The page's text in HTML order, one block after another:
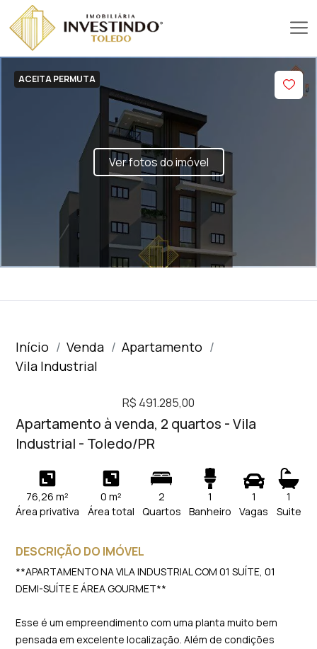
ACEITA PERMUTA
Ver fotos do imóvel
Início Venda
Apartamento
Vila Industrial
R$ 491.285,00
Apartamento à venda, 2 quartos - Vila
Industrial - Toledo/PR
76,26 m²
Área privativa
0 m²
Área total
2
Quartos
1
Banheiro
1
Vagas
1
Suite
DESCRIÇÃO DO IMÓVEL
**APARTAMENTO NA VILA INDUSTRIAL COM 01 SUÍTE, 01
DEMI-SUÍTE E ÁREA GOURMET**
Esse é um empreendimento com uma planta muito bem
pensada em excelente localização. Além de condições